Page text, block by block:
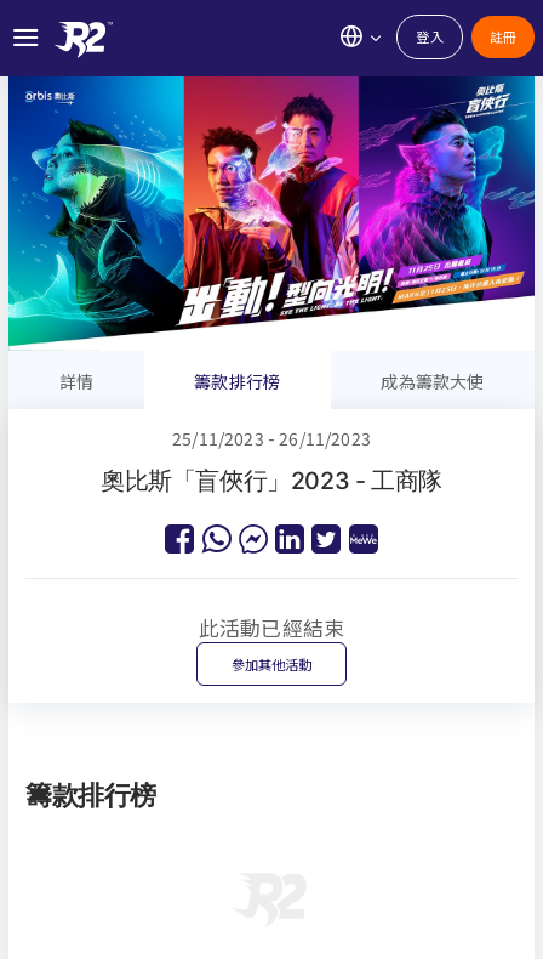
登入 註冊
詳情 籌款排行榜 成為籌款大使
25/11/2023 - 26/11/2023
奧比斯「盲俠行」2023 - 工商隊
此活動已經結束
參加其他活動
籌款排行榜